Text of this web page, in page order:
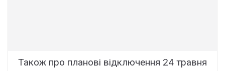
Також про планові відключення 24 травня